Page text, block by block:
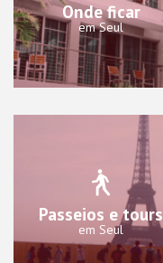
Onde ficar
em Seul
Passeios e tours
em Seul